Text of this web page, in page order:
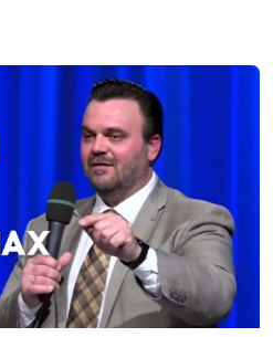
историк, богослов,
Александр Богданенков,
священнослужитель,
филолог, литературовед
Олег Габрусевич,
священнослужитель,
историк, богослов,
Александр Богданенков,
священнослужитель,
#123